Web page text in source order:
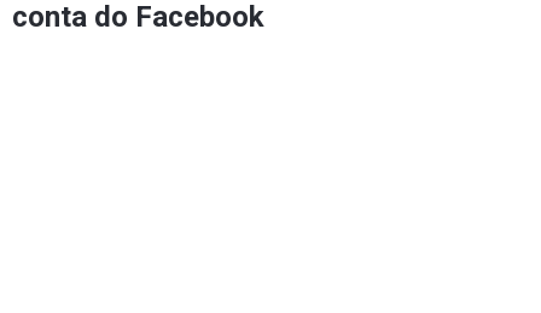
conta do Facebook